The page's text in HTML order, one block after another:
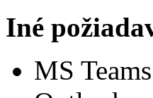
Iné
MS